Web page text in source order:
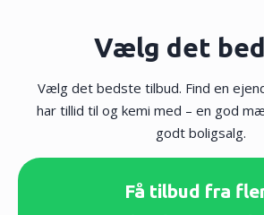
Vælg det
Vælg det bedste tilbud. Find en
har tillid til og kemi med – en god
godt boligsalg.
Få tilbud fra